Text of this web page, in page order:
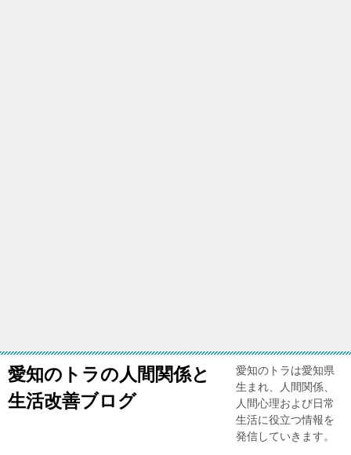
愛知のトラの人間関係と
生活改善ブログ
愛知のトラは愛知県
生まれ、人間関係、
人間心理および日常
生活に役立つ情報を
発信していきます。